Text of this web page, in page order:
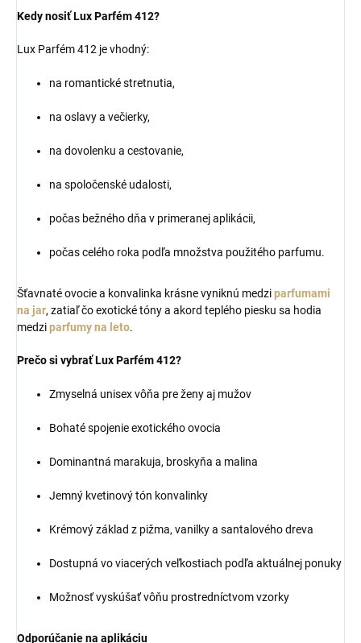
Kedy nosiť Lux Parfém 412?
Lux Parfém 412 je vhodný:
na romantické stretnutia,
na oslavy a večierky,
na dovolenku a cestovanie,
na spoločenské udalosti,
počas bežného dňa v primeranej aplikácii,
počas celého roka podľa množstva použitého parfumu.
Šťavnaté ovocie a konvalinka krásne vyniknú medziparfumami
na jar, zatiaľ čo exotické tóny a akord teplého piesku sa hodia
medziparfumy na leto.
Prečo si vybrať Lux Parfém 412?
Zmyselná unisex vôňa pre ženy aj mužov
Bohaté spojenie exotického ovocia
Dominantná marakuja, broskyňa a malina
Jemný kvetinový tón konvalinky
Krémový základ z pižma, vanilky a santalového dreva
Dostupná vo viacerých veľkostiach podľa aktuálnej ponuky
Možnosť vyskúšať vôňu prostredníctvom vzorky
Odporúčanie na aplikáciu